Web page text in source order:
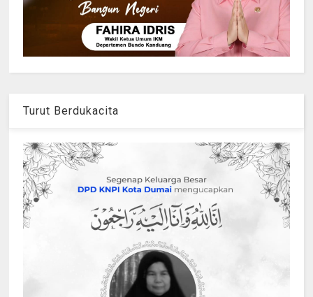
Turut Berdukacita